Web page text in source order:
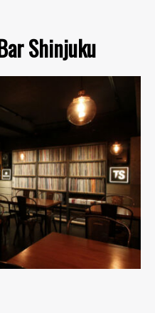
Shinjuku